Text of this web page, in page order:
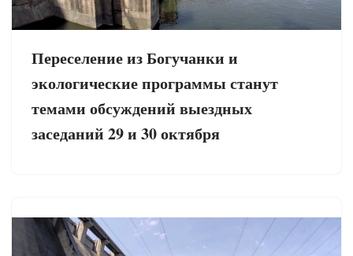
Переселение из Богучанки и
экологические программы станут
темами обсуждений выездных
заседаний 29 и 30 октября